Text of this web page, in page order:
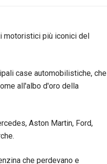
motoristici più iconici del
case automobilistiche, che
all'albo d'oro della
Aston Martin, Ford,
che perdevano e